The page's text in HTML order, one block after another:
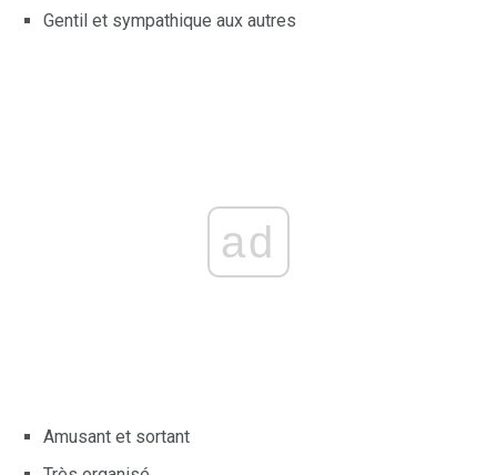
Gentil et sympathique aux autres
ad
Amusant et sortant